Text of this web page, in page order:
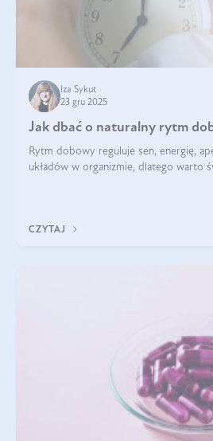
Iza Sykut
23 gru 2025
Jak dbać o naturalny rytm
Rytm dobowy reguluje sen, energię,
układów w organizmie, dlatego warto
CZYTAJ